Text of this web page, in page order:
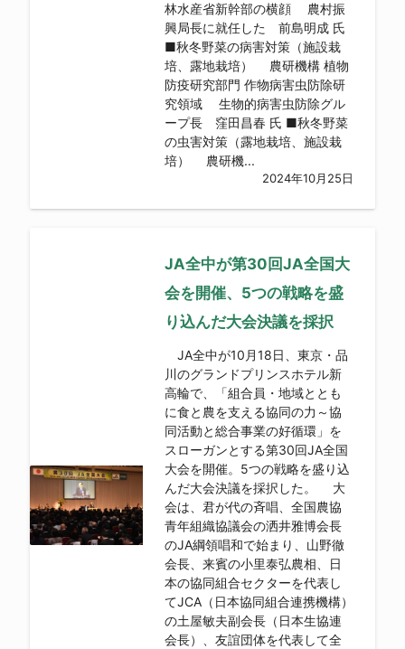
林水産省新幹部の横顔 農村振
興局長に就任した 前島明成 氏
■秋冬野菜の病害対策（施設栽
培、露地栽培） 農研機構 植物
防疫研究部門 作物病害虫防除研
究領域 生物的病害虫防除グル
ープ長 窪田昌春 氏 ■秋冬野菜
の虫害対策（露地栽培、施設栽
培） 農研機...
2024年10月25日
JA全中が第30回JA全国大
会を開催、5つの戦略を盛
り込んだ大会決議を採択
JA全中が10月18日、東京・品
川のグランドプリンスホテル新
高輪で、「組合員・地域ととも
に食と農を支える協同の力～協
同活動と総合事業の好循環」を
スローガンとする第30回JA全国
大会を開催。5つの戦略を盛り込
んだ大会決議を採択した。 大
会は、君が代の斉唱、全国農協
青年組織協議会の洒井雅博会長
のJA綱領唱和で始まり、山野徹
会長、来賓の小里泰弘農相、日
本の協同組合セクターを代表し
てJCA（日本協同組合連携機構）
の土屋敏夫副会長（日本生協連
会長）、友誼団体を代表して全